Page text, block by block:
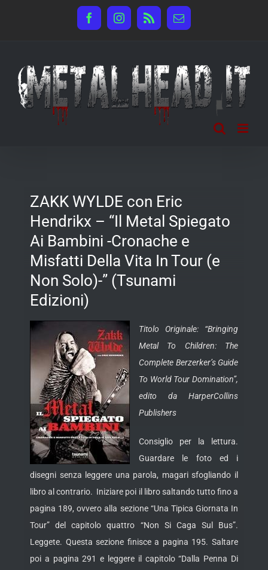
FacebookInstagram
Rss Email
ZAKK WYLDE con Eric
Hendrikx – “Il Metal Spiegato
Ai Bambini -Cronache e
Misfatti Della Vita In Tour (e
Non Solo)-” (Tsunami
Edizioni)
Titolo Originale: “Bringing
Metal To Children: The
Complete Berzerker’s Guide
To World Tour Domination”,
edito da HarperCollins
Publishers
Consiglio per la lettura.
Guardare le foto ed i
disegni senza leggere una parola, magari sfogliando il
libro al contrario. Iniziare poi il libro saltando tutto fino a
pagina 189, ovvero alla sezione “Una Tipica Giornata In
Tour” del capitolo quattro “Non Si Caga Sul Bus”.
Leggete. Questa sezione finisce a pagina 195. Saltare
poi a pagina 291 e leggere il capitolo “Dalla Penna Di